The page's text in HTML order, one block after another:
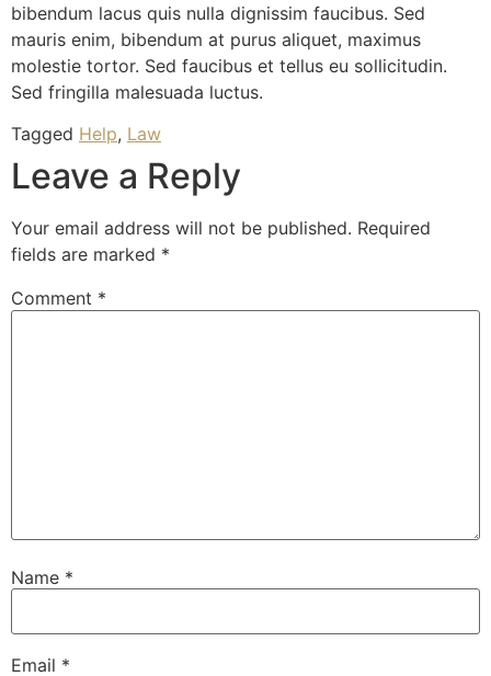
bibendum lacus quis nulla dignissim faucibus. Sed
mauris enim, bibendum at purus aliquet, maximus
molestie tortor. Sed faucibus et tellus eu sollicitudin.
Sed fringilla malesuada luctus.
Tagged Help, Law
Leave a Reply
Your email address will not be published. Required
fields are marked *
Comment *
Name *
Email *